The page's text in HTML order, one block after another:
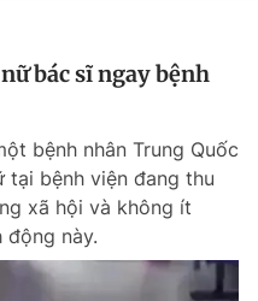
24h
bác sĩ ngay bệnh
bệnh nhân Trung Quốc
tại bệnh viện đang thu
xã hội và không ít
này.